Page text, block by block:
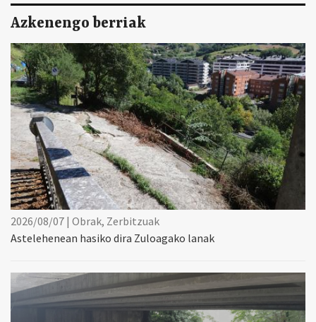
Azkenengo berriak
2026/08/07 | Obrak, Zerbitzuak
Astelehenean hasiko dira Zuloagako lanak